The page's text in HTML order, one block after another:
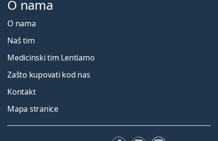
O nama
O nama
Naš tim
Medicinski tim Lentiamo
Zašto kupovati kod nas
Kontakt
Mapa stranice